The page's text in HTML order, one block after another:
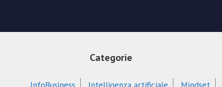
Categorie
InfoBusiness Intelligenza artificiale
Mindset